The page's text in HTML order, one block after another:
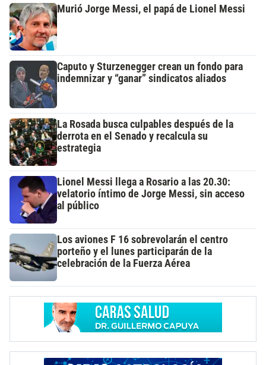
Murió Jorge Messi, el papá de Lionel Messi
Caputo y Sturzenegger crean un fondo para
indemnizar y “ganar” sindicatos aliados
La Rosada busca culpables después de la
derrota en el Senado y recalcula su
estrategia
Lionel Messi llega a Rosario a las 20.30:
velatorio íntimo de Jorge Messi, sin acceso
al público
Los aviones F 16 sobrevolarán el centro
porteño y el lunes participarán de la
celebración de la Fuerza Aérea